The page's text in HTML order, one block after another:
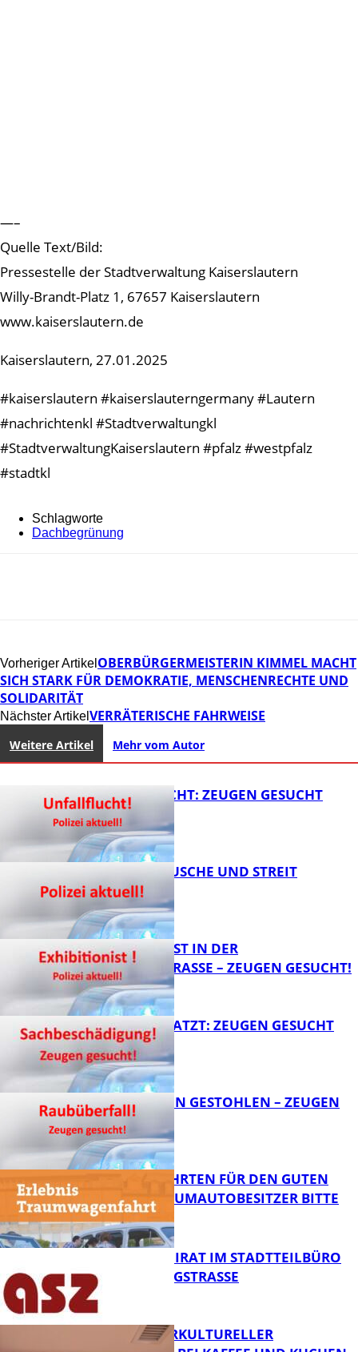
—–
Quelle Text/Bild:
Pressestelle der Stadtverwaltung Kaiserslautern
Willy-Brandt-Platz 1, 67657 Kaiserslautern
www.kaiserslautern.de
Kaiserslautern, 27.01.2025
#kaiserslautern #kaiserslauterngermany #Lautern
#nachrichtenkl #Stadtverwaltungkl
#StadtverwaltungKaiserslautern #pfalz #westpfalz
#stadtkl
Schlagworte
Dachbegrünung
Vorheriger Artikel OBERBÜRGERMEISTERIN KIMMEL MACHT
SICH STARK FÜR DEMOKRATIE, MENSCHENRECHTE UND
SOLIDARITÄT
Nächster Artikel VERRÄTERISCHE FAHRWEISE
Weitere Artikel Mehr vom Autor
UNFALLFLUCHT: ZEUGEN GESUCHT
KNALLGERÄUSCHE UND STREIT
EXHIBITIONIST IN DER
VELMANNSTRASSE – ZEUGEN GESUCHT!
AUTO ZERKRATZT: ZEUGEN GESUCHT
FB News
TEURE KETTEN GESTOHLEN – ZEUGEN
GESUCHT!
FB News
SPENDENFAHRTEN FÜR DEN GUTEN
ZWECK – TRAUMAUTOBESITZER BITTE
MELDEN!
SENIORENBEIRAT IM STADTTEILBÜRO
IN DER KÖNIGSTRASSE
NEUER INTERKULTURELLER